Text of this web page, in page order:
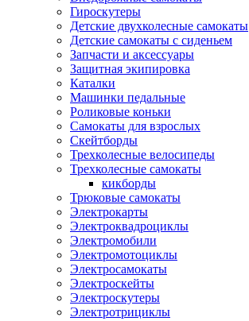
Гироскутеры
Детские двухколесные самокаты
Детские самокаты с сиденьем
Запчасти и аксессуары
Защитная экипировка
Каталки
Машинки педальные
Роликовые коньки
Самокаты для взрослых
Скейтборды
Трехколесные велосипеды
Трехколесные самокаты
кикборды
Трюковые самокаты
Электрокарты
Электроквадроциклы
Электромобили
Электромотоциклы
Электросамокаты
Электроскейты
Электроскутеры
Электротрициклы